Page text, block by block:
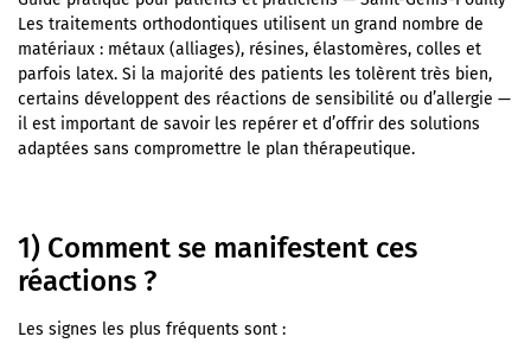
Les traitements orthodontiques utilisent un grand nombre de
matériaux : métaux (alliages), résines, élastomères, colles et
parfois latex. Si la majorité des patients les tolèrent très bien,
certains développent des réactions de sensibilité ou d’allergie —
il est important de savoir les repérer et d’offrir des solutions
adaptées sans compromettre le plan thérapeutique.
1) Comment se manifestent ces
réactions ?
Les signes les plus fréquents sont :